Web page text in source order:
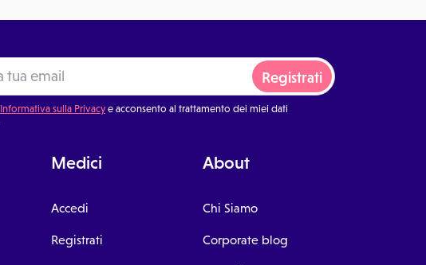
Registrati
Informativa sulla Privacye acconsento al trattamento dei miei dati
Medici
Accedi
Registrati
About
Chi Siamo
Corporate blog